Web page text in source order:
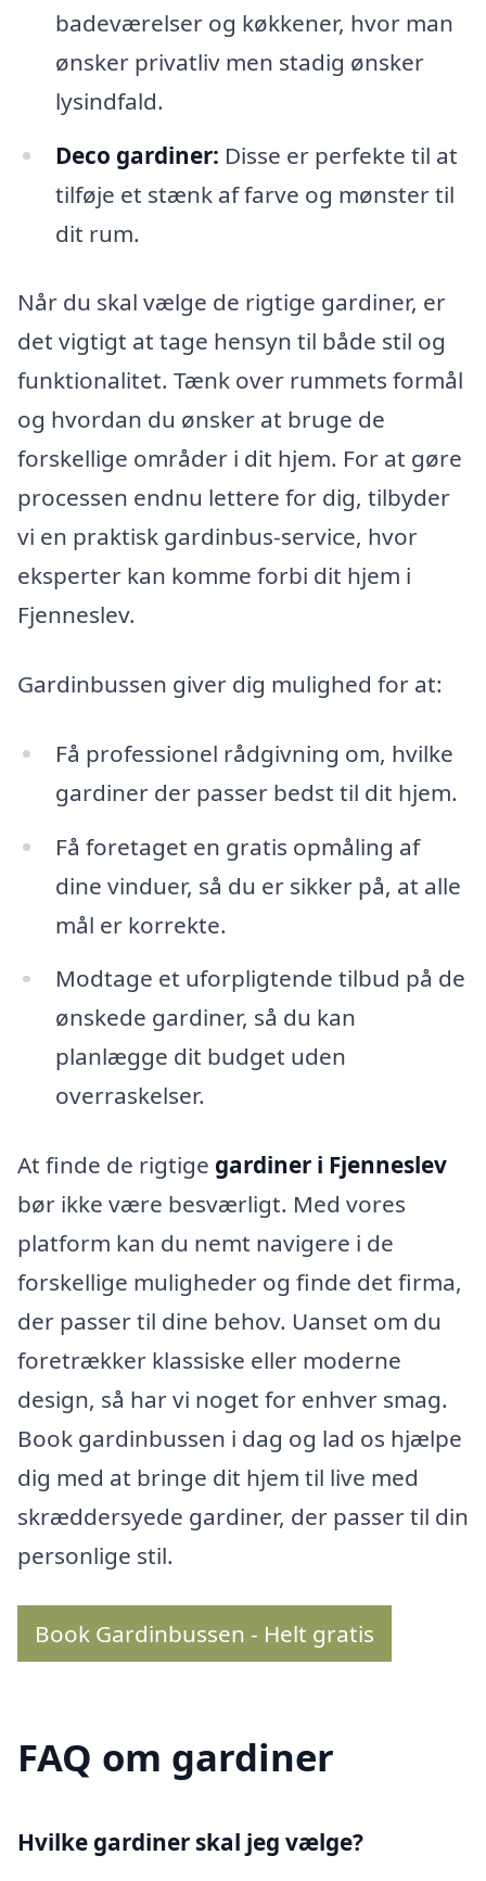
badeværelser og køkkener, hvor man
ønsker privatliv men stadig ønsker
lysindfald.
Deco gardiner: Disse er perfekte til at
tilføje et stænk af farve og mønster til
dit rum.
Når du skal vælge de rigtige gardiner, er
det vigtigt at tage hensyn til både stil og
funktionalitet. Tænk over rummets formål
og hvordan du ønsker at bruge de
forskellige områder i dit hjem. For at gøre
processen endnu lettere for dig, tilbyder
vi en praktisk gardinbus-service, hvor
eksperter kan komme forbi dit hjem i
Fjenneslev.
Gardinbussen giver dig mulighed for at:
Få professionel rådgivning om, hvilke
gardiner der passer bedst til dit hjem.
Få foretaget en gratis opmåling af
dine vinduer, så du er sikker på, at alle
mål er korrekte.
Modtage et uforpligtende tilbud på de
ønskede gardiner, så du kan
planlægge dit budget uden
overraskelser.
At finde de rigtige gardiner i Fjenneslev
bør ikke være besværligt. Med vores
platform kan du nemt navigere i de
forskellige muligheder og finde det firma,
der passer til dine behov. Uanset om du
foretrækker klassiske eller moderne
design, så har vi noget for enhver smag.
Book gardinbussen i dag og lad os hjælpe
dig med at bringe dit hjem til live med
skræddersyede gardiner, der passer til din
personlige stil.
Book Gardinbussen - Helt gratis
FAQ om gardiner
Hvilke gardiner skal jeg vælge?